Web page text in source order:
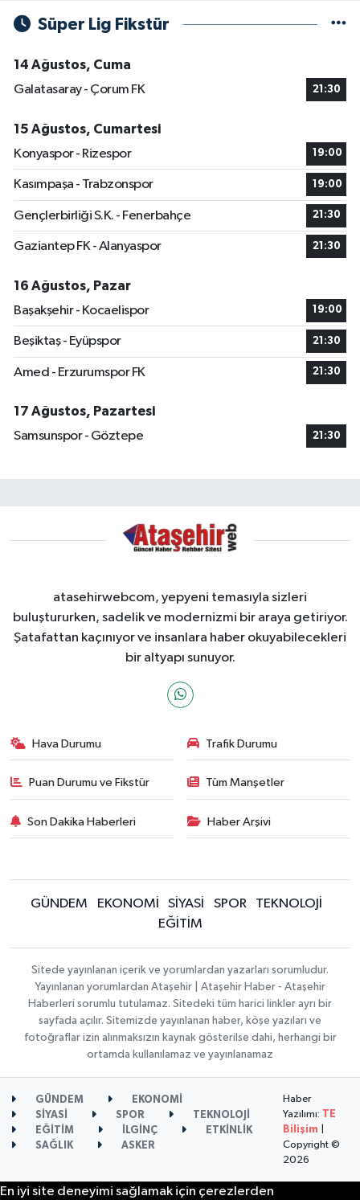
Süper Lig Fikstür
14 Ağustos, Cuma
Galatasaray - Çorum FK
21:30
15 Ağustos, Cumartesi
Konyaspor - Rizespor
19:00
Kasımpaşa - Trabzonspor 19:00
Gençlerbirliği S.K. - Fenerbahçe 21:30
Gaziantep FK - Alanyaspor 21:30
16 Ağustos, Pazar
Başakşehir - Kocaelispor
19:00
Beşiktaş - Eyüpspor 21:30
Amed - Erzurumspor FK 21:30
17 Ağustos, Pazartesi
Samsunspor - Göztepe
21:30
atasehirwebcom, yepyeni temasıyla sizleri
buluştururken, sadelik ve modernizmi bir araya getiriyor.
Şatafattan kaçınıyor ve insanlara haber okuyabilecekleri
bir altyapı sunuyor.
Hava Durumu Trafik Durumu
Puan Durumu ve Fikstür Tüm Manşetler
Son Dakika Haberleri Haber Arşivi
GÜNDEM EKONOMİ SİYASİ SPOR
TEKNOLOJİ
EĞİTİM
Sitede yayınlanan içerik ve yorumlardan yazarları sorumludur.
Yayınlanan yorumlardan Ataşehir | Ataşehir Haber - Ataşehir
Haberleri sorumlu tutulamaz. Sitedeki tüm harici linkler ayrı bir
sayfada açılır. Sitemizde yayınlanan haber, köşe yazıları ve
fotoğraflar izin alınmaksızın kaynak gösterilse dahi, herhangi bir
ortamda kullanılamaz ve yayınlanamaz
GÜNDEM
EKONOMİ
SİYASİ
SPOR
TEKNOLOJİ
EĞİTİM
İLGİNÇ
ETKİNLİK
SAĞLIK
ASKER
Haber
Yazılımı: TE
Bilişim
Copyright ©
2026
En iyi site deneyimi sağlamak için çerezlerden